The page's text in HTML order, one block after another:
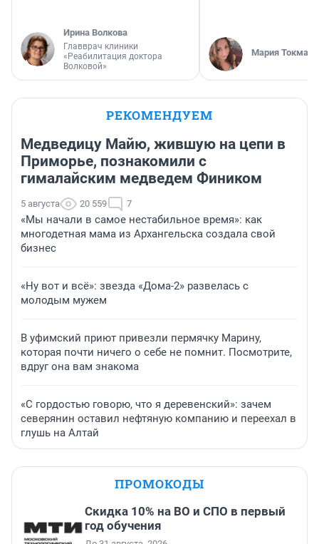
Ирина Волкова
Главврач клиники
«Реабилитация доктора
Волковой»
Мария
РЕКОМЕНДУЕМ
Медведицу Майю, жившую на цепи в
Приморье, познакомили с
гималайским медведем Фиником
5 августа 20 559 7
«Мы начали в самое нестабильное время»: как
многодетная мама из Архангельска создала свой
бизнес
«Ну вот и всё»: звезда «Дома-2» развелась с
молодым мужем
В уфимский приют привезли пермячку Марину,
которая почти ничего о себе не помнит. Посмотрите,
вдруг она вам знакома
«С гордостью говорю, что я деревенский»: зачем
северянин оставил нефтяную компанию и переехал в
глушь на Алтай
ПРОМОКОДЫ
Скидка 10% на ВО и СПО в первый
год обучения